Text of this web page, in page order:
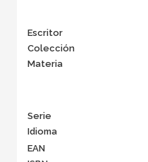
Escritor
Colección
Materia
Serie
Idioma
EAN